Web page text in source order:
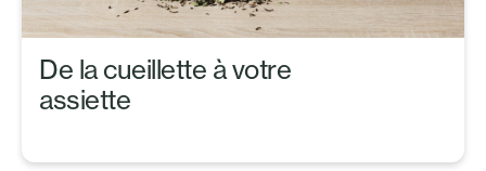
De la cueillette à votre
assiette